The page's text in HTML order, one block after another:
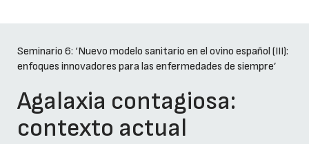
Seminario 6: ‘Nuevo modelo sanitario en el ovino español (III):
enfoques innovadores para las enfermedades de siempre’
Agalaxia contagiosa:
contexto actual